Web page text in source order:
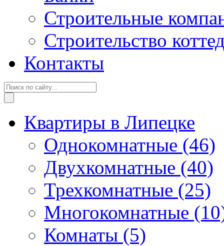
Строительные
Строительство
Контакты
Квартиры в Липецке
Однокомнатные (46)
Двухкомнатные (40)
Трехкомнатные (25)
Многокомнатные
Комнаты (5)